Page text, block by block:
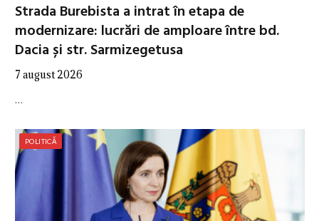
Strada Burebista a intrat în etapa de
modernizare: lucrări de amploare între bd.
Dacia și str. Sarmizegetusa
7 august 2026
…
POLITICĂ